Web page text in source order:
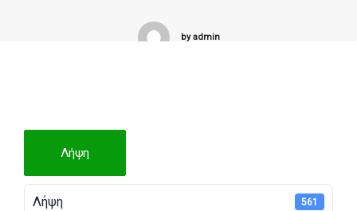
by admin
Λήψη
Λήψη 561